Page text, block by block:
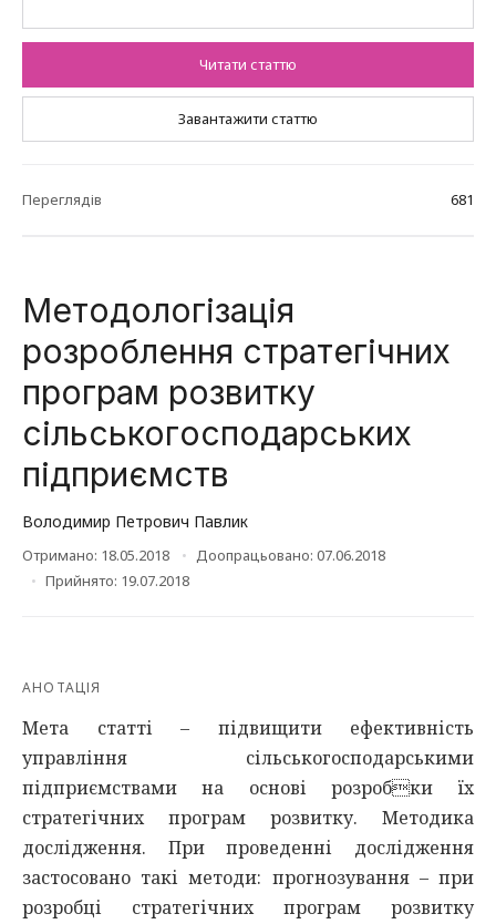
Читати статтю
Завантажити статтю
Переглядів 681
Методологізація
розроблення стратегічних
програм розвитку
сільськогосподарських
підприємств
Володимир Петрович Павлик
Отримано: 18.05.2018
Доопрацьовано: 07.06.2018
Прийнято: 19.07.2018
АНОТАЦІЯ
Мета статті – підвищити ефективність
управління сільськогосподарськими
підприємствами на основі розробки їх
стратегічних програм розвитку. Методика
дослідження. При проведенні дослідження
застосовано такі методи: прогнозування – при
розробці стратегічних програм розвитку